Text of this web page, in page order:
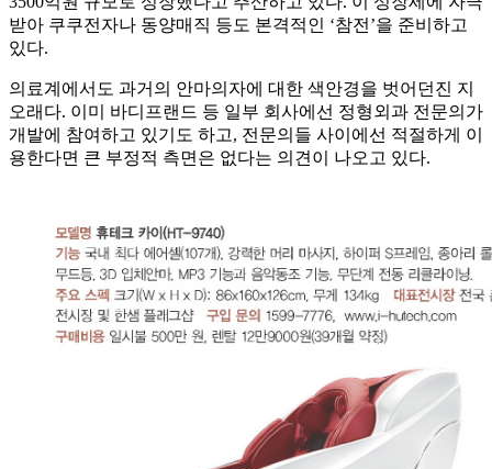
받아 쿠쿠전자나 동양매직 등도 본격적인 ‘참전’을 준비하고
있다.
의료계에서도 과거의 안마의자에 대한 색안경을 벗어던진 지
오래다. 이미 바디프랜드 등 일부 회사에선 정형외과 전문의가
개발에 참여하고 있기도 하고, 전문의들 사이에선 적절하게 이
용한다면 큰 부정적 측면은 없다는 의견이 나오고 있다.